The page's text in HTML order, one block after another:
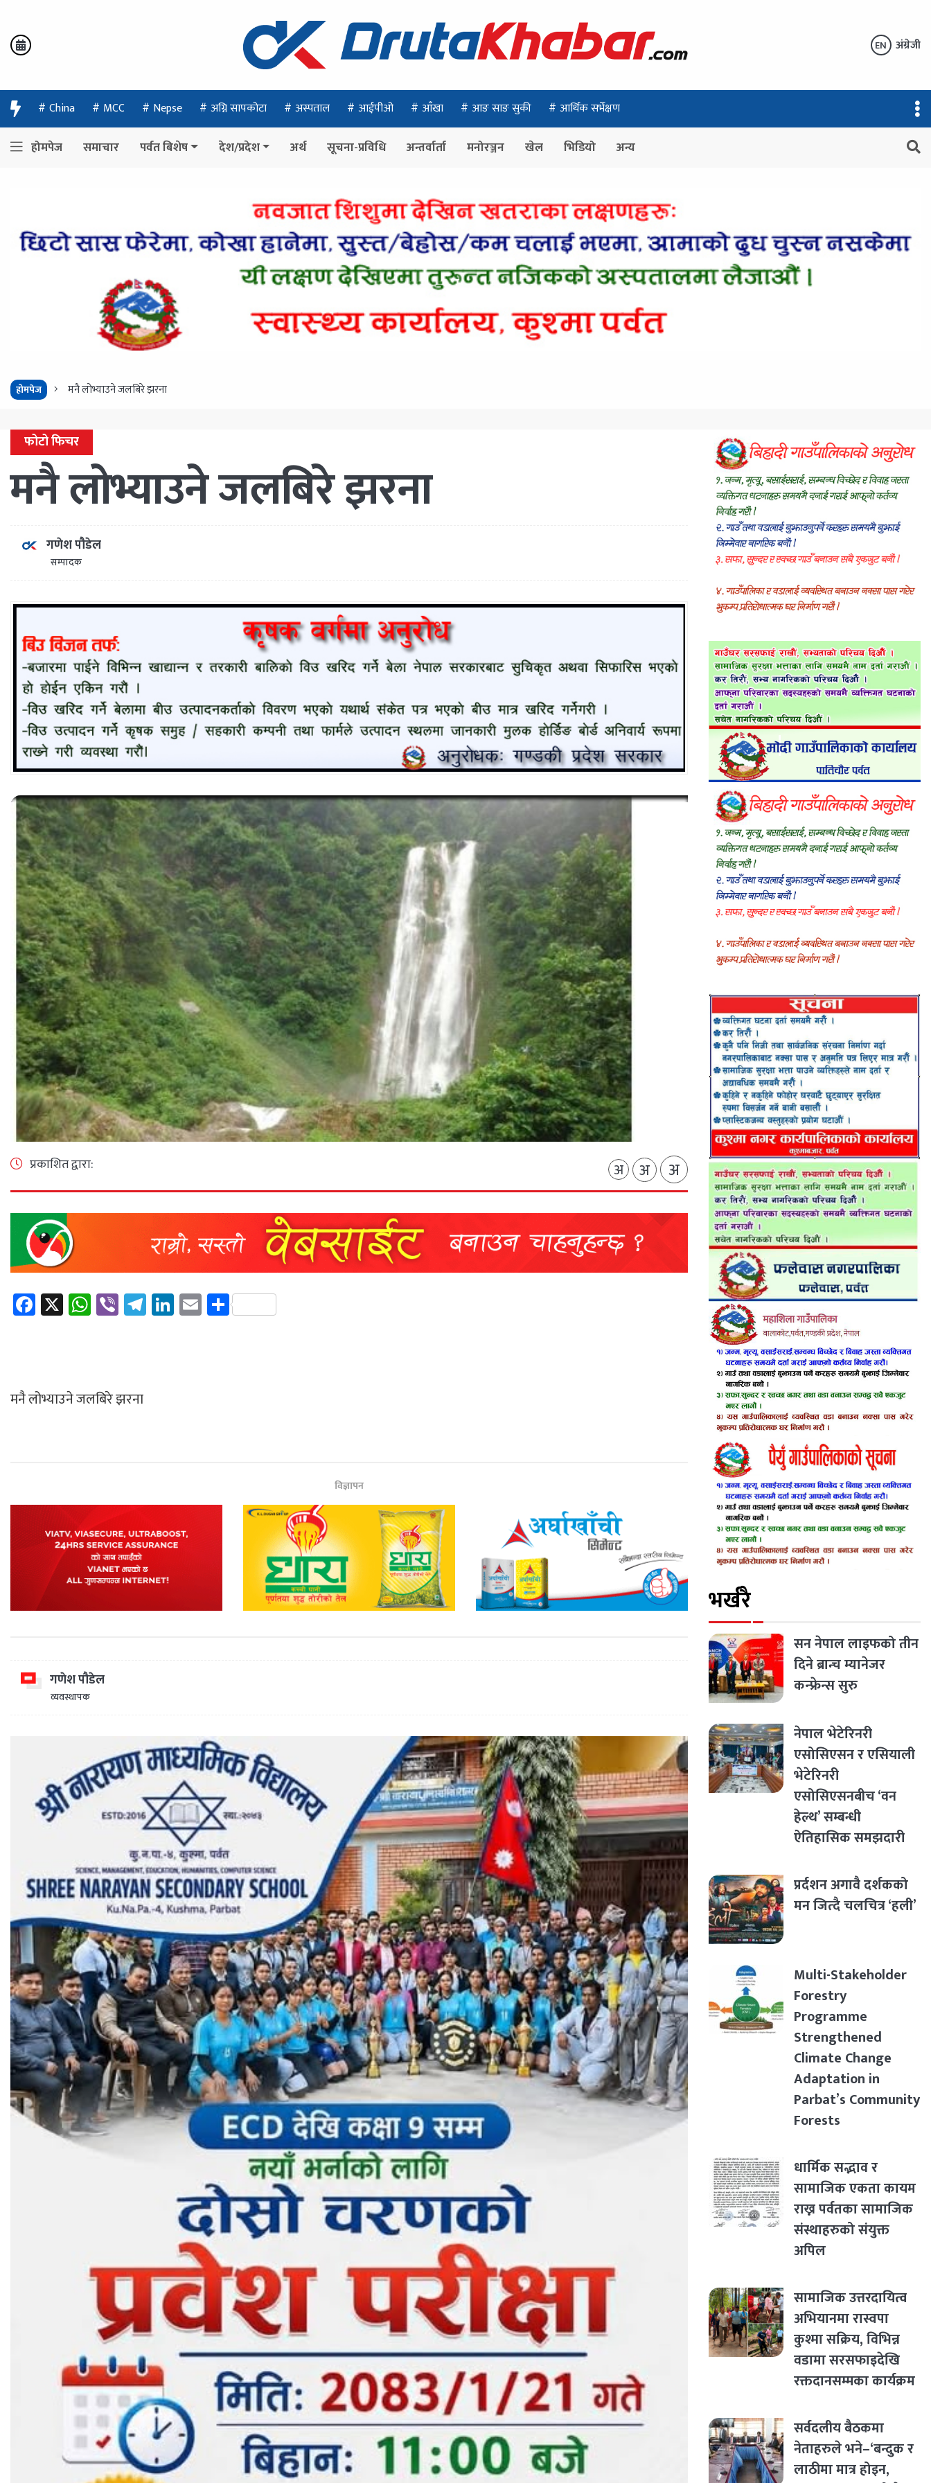
EN अंग्रेजी
China MCC Nepse अग्नि सापकोटा अस्पताल आईपीओ आँखा आङ साङ सुकी आर्थिक सर्भेक्षण
होमपेज समाचार पर्वत बिशेष देश/प्रदेश अर्थ सूचना-प्रविधि अन्तर्वार्ता मनोरञ्जन खेल भिडियो अन्य
होमपेज मनै लोभ्याउने जलबिरे झरना
फोटो फिचर
मनै लोभ्याउने जलबिरे झरना
गणेश पौडेल
सम्पादक
प्रकाशित द्वारा: अ अ अ
Facebook
X WhatsApp
ViberTelegram
LinkedIn
EmailShare
मनै लोभ्याउने जलबिरे झरना
विज्ञापन
गणेश पौडेल
व्यवस्थापक
भर्खरै
सन नेपाल लाइफको तीन
दिने ब्रान्च म्यानेजर
कन्फ्रेन्स सुरु
नेपाल भेटेरिनरी
एसोसिएसन र एसियाली
भेटेरिनरी
एसोसिएसनबीच ‘वन
हेल्थ’ सम्बन्धी
ऐतिहासिक समझदारी
प्रर्दशन अगावै दर्शकको
मन जित्दै चलचित्र ‘हली’
Multi-Stakeholder
Forestry
Programme
Strengthened
Climate Change
Adaptation in
Parbat’s Community
Forests
धार्मिक सद्भाव र
सामाजिक एकता कायम
राख्न पर्वतका सामाजिक
संस्थाहरुको संयुक्त
अपिल
सामाजिक उत्तरदायित्व
अभियानमा रास्वपा
कुश्मा सक्रिय, विभिन्न
वडामा सरसफाइदेखि
रक्तदानसम्मका कार्यक्रम
सर्वदलीय बैठकमा
नेताहरुले भने–‘बन्दुक र
लाठीमा मात्र होइन,